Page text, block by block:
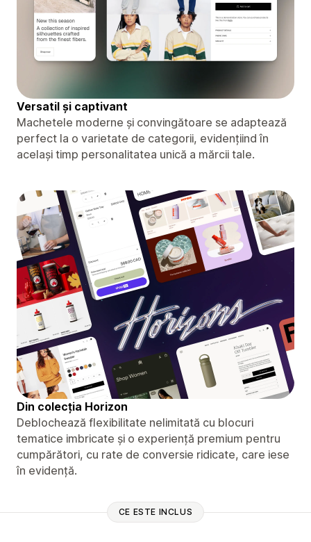
Versatil și captivant
Machetele moderne și convingătoare se adaptează
perfect la o varietate de categorii, evidențiind în
același timp personalitatea unică a mărcii tale.
Din colecția Horizon
Deblochează flexibilitate nelimitată cu blocuri
tematice imbricate și o experiență premium pentru
cumpărători, cu rate de conversie ridicate, care iese
în evidență.
CE ESTE INCLUS